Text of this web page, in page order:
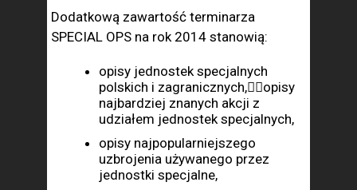
Dodatkową zawartość terminarza
SPECIAL OPS na rok 2014 stanowią:
opisy jednostek specjalnych
polskich i zagranicznych,opisy
najbardziej znanych akcji z
udziałem jednostek specjalnych,
opisy najpopularniejszego
uzbrojenia używanego przez
jednostki specjalne,